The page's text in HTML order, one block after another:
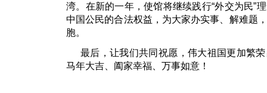
湾。在新的一年，使馆将继续践行“外交为民”
中国公民的合法权益，为大家办实事、解难题
胞。
最后，让我们共同祝愿，伟大祖国更加繁
马年大吉、阖家幸福、万事如意！